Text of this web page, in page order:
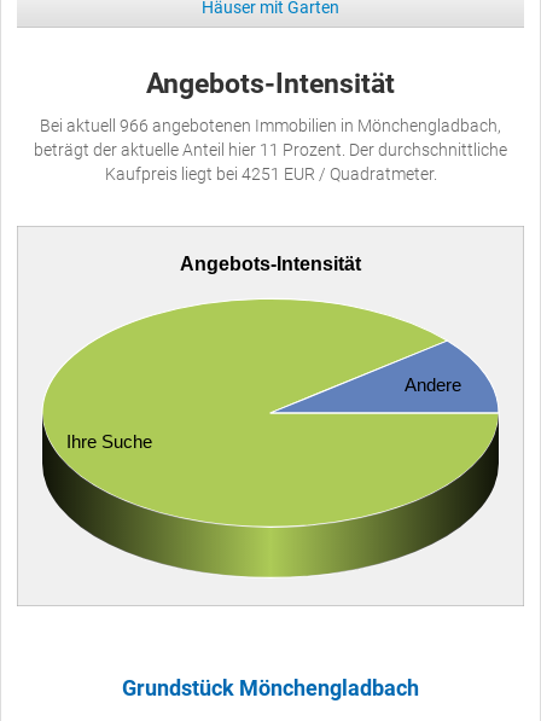
Häuser mit Garten
Angebots-Intensität
Bei aktuell 966 angebotenen Immobilien in Mönchengladbach,
beträgt der aktuelle Anteil hier 11 Prozent. Der durchschnittliche
Kaufpreis liegt bei 4251 EUR / Quadratmeter.
Angebots-Intensität
Ihre Suche
Andere
Grundstück Mönchengladbach